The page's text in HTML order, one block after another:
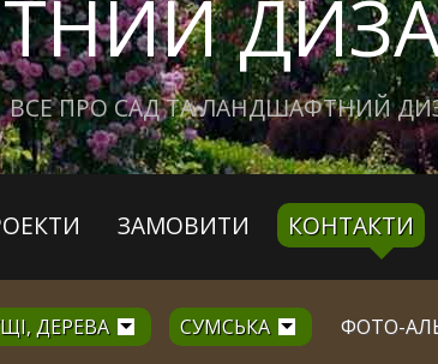
ВСЕ ПРО САД ТА ЛАНДШАФТНИЙ
ЗАМОВИТИ КОНТАКТИ
ДЕРЕВА СУМСЬКА ФОТО-